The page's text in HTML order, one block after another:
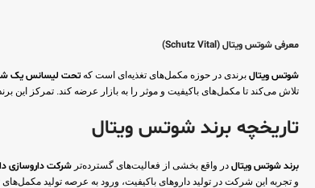
معرفی شوتس ویتال (Schutz Vital)
شوتس ویتال برندی در حوزه مکمل‌های تغذیه‌ای است که تحت لیسانس یک
تلاش می‌کند تا مکمل‌های باکیفیت و موثر را به بازار عرضه کند. تمرکز
تاریخچه برند شوتس ویتال
برند شوتس ویتال در واقع بخشی از فعالیت‌های گسترده‌تر شرکت داروسازی
و تجربه این شرکت در تولید داروهای باکیفیت، ورود به عرصه تولید